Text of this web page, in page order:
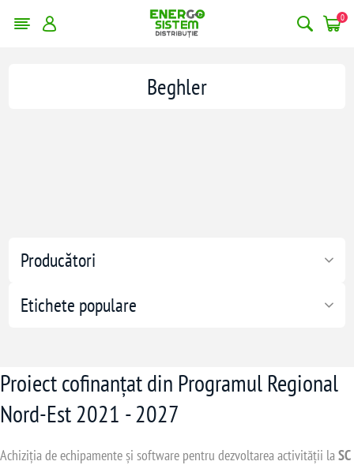
0
Producători
Etichete populare
Beghler
Proiect cofinanțat din Programul Regional
Nord-Est 2021 - 2027
Achiziția de echipamente și software pentru dezvoltarea activității laSC